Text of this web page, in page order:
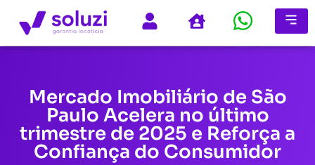
Mercado Imobiliário de São
Paulo Acelera no último
trimestre de 2025 e Reforça a
Confiança do Consumidor